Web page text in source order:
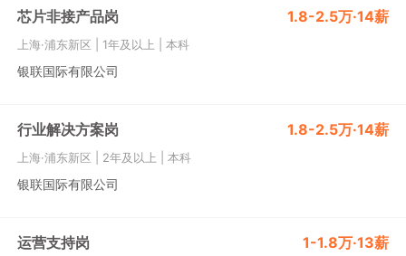
芯片非接产品岗 1.8-2.5万·14薪
上海·浦东新区 1年及以上 本科
银联国际有限公司
行业解决方案岗 1.8-2.5万·14薪
上海·浦东新区 2年及以上 本科
银联国际有限公司
运营支持岗 1-1.8万·13薪